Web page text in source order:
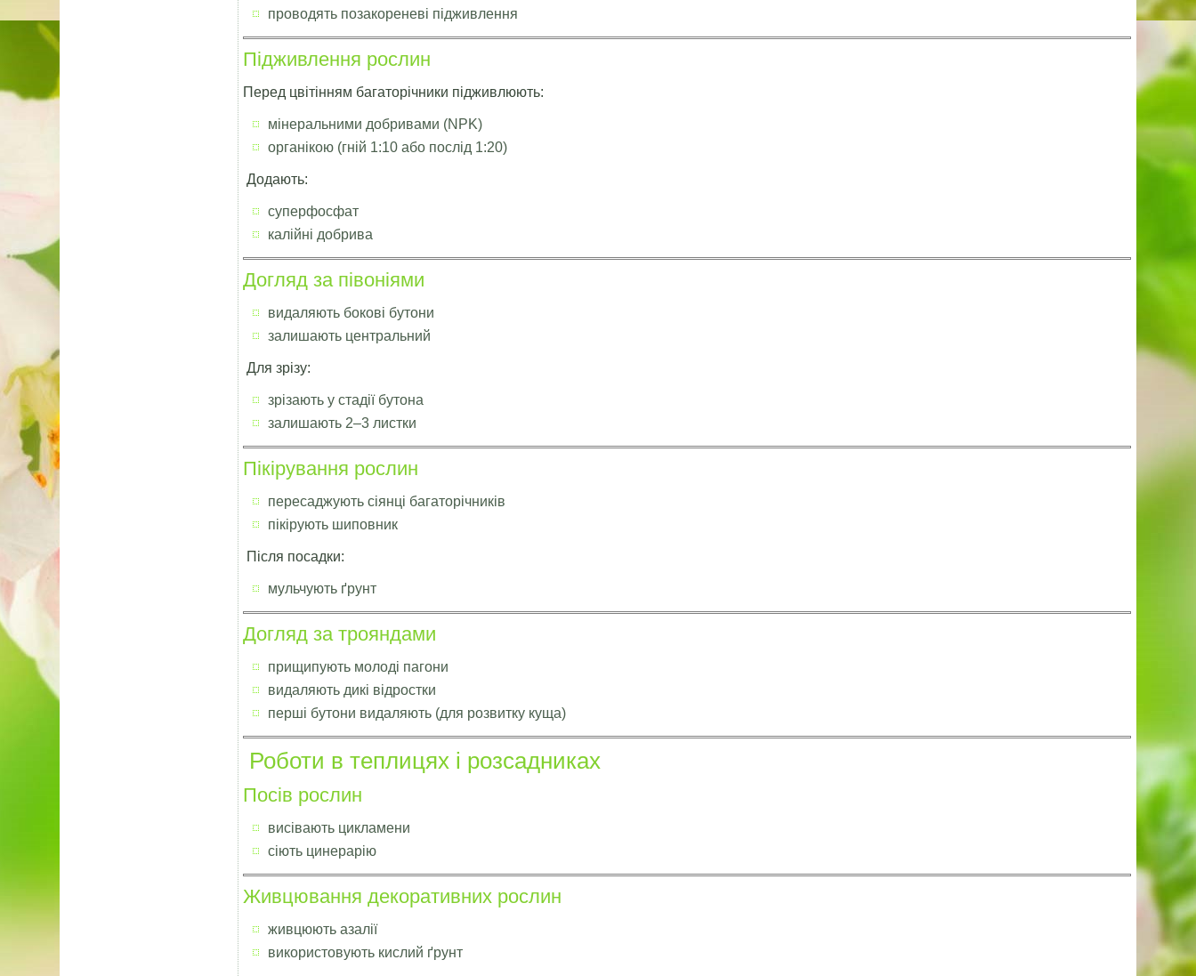
проводять позакореневі підживлення
Підживлення рослин
Перед цвітінням багаторічники підживлюють:
мінеральними добривами (NPK)
органікою (гній 1:10 або послід 1:20)
Додають:
суперфосфат
калійні добрива
Догляд за півоніями
видаляють бокові бутони
залишають центральний
Для зрізу:
зрізають у стадії бутона
залишають 2–3 листки
Пікірування рослин
пересаджують сіянці багаторічників
пікірують шиповник
Після посадки:
мульчують ґрунт
Догляд за трояндами
прищипують молоді пагони
видаляють дикі відростки
перші бутони видаляють (для розвитку куща)
Роботи в теплицях і розсадниках
Посів рослин
висівають цикламени
сіють цинерарію
Живцювання декоративних рослин
живцюють азалії
використовують кислий ґрунт